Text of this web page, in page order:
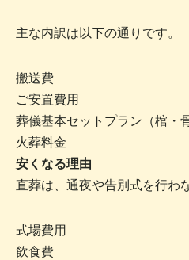
主な内訳は以下の通りです。
搬送費
ご安置費用
葬儀基本セットプラン（棺・
火葬料金
安くなる理由
直葬は、通夜や告別式を行わ
式場費用
飲食費